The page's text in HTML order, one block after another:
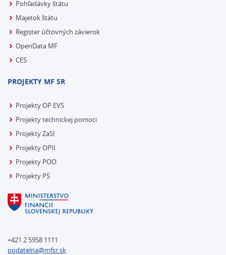
Pohľadávky štátu
Majetok štátu
Register účtovných závierok
OpenData MF
CES
PROJEKTY MF SR
Projekty OP EVS
Projekty technickej pomoci
Projekty ZaSI
Projekty OPII
Projekty POO
Projekty PS
+421 2 5958 1111
podatelna@mfsr.sk